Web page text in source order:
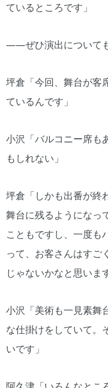
ているところです」
――ぜひ演出について
坪倉「今回、舞台が客
ているんです」
小沢「バルコニー席も
もしれない」
坪倉「しかも出番が終
舞台に残るようになっ
こともですし、一度も
って、お客さんはすご
じゃないかなと思いま
小沢「美術も一見素舞
な仕掛けをしていて。
いです」